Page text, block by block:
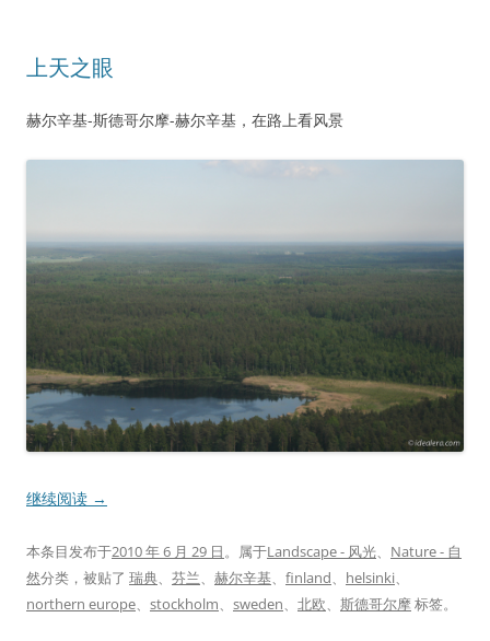
上天之眼
赫尔辛基-斯德哥尔摩-赫尔辛基，在路上看风景
继续阅读 →
本条目发布于2010 年 6 月 29 日。属于Landscape - 风光、 Nature - 自
然分类，被贴了 瑞典、 芬兰、 赫尔辛基、 finland、 helsinki、
northern europe、 stockholm、 sweden、 北欧、 斯德哥尔摩标签。